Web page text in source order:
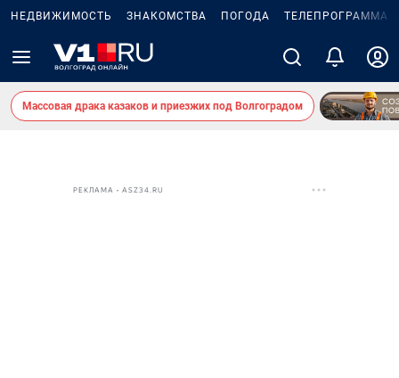
НЕДВИЖИМОСТЬ ЗНАКОМСТВА ПОГОДА ТЕЛЕПРОГРАММА
Массовая драка казаков и приезжих под Волгоградом
РЕКЛАМА • ASZ34.RU